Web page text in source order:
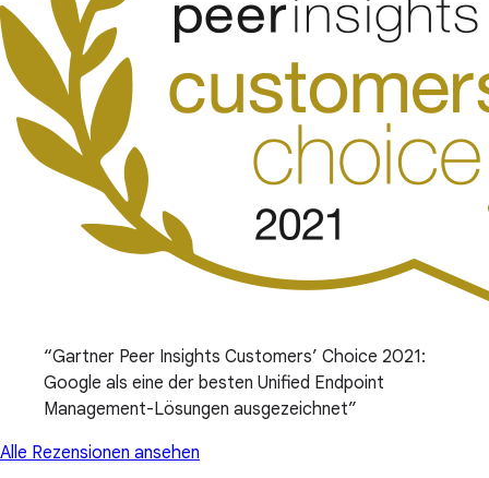
Gartner Peer Insights Customers’ Choice 2021:
Google als eine der besten Unified Endpoint
Management-Lösungen ausgezeichnet
Alle Rezensionen ansehen